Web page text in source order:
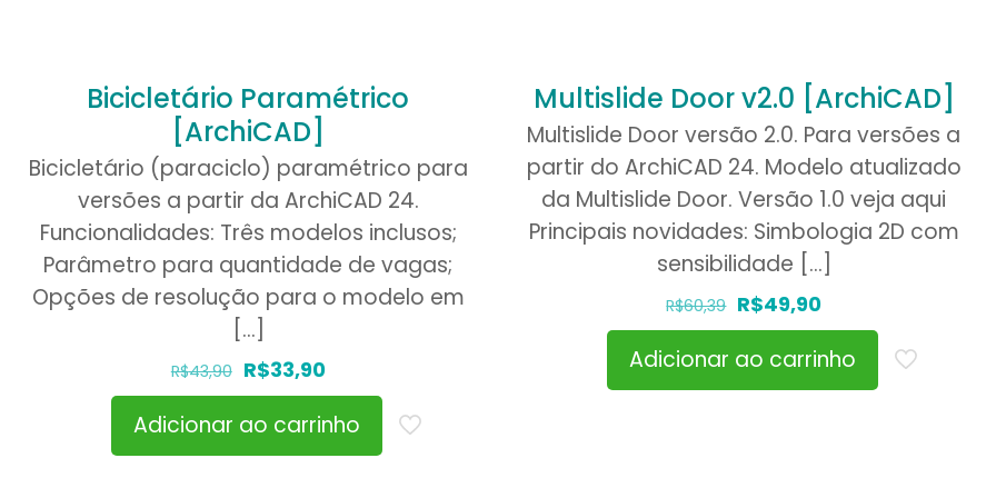
Bicicletário Paramétrico
[ArchiCAD]
Bicicletário (paraciclo) paramétrico para
versões a partir da ArchiCAD 24.
Funcionalidades: Três modelos inclusos;
Parâmetro para quantidade de vagas;
Opções de resolução para o modelo em
[…]
R$43,90 O
preço
original
R$33,90O
preço
atual
Adicionar ao carrinho
Multislide Door v2.0 [ArchiCAD]
Multislide Door versão 2.0. Para versões a
partir do ArchiCAD 24. Modelo atualizado
da Multislide Door. Versão 1.0 veja aqui
Principais novidades: Simbologia 2D com
sensibilidade […]
R$60,39 O
preço
original
R$49,90O
preço
atual
Adicionar ao carrinho